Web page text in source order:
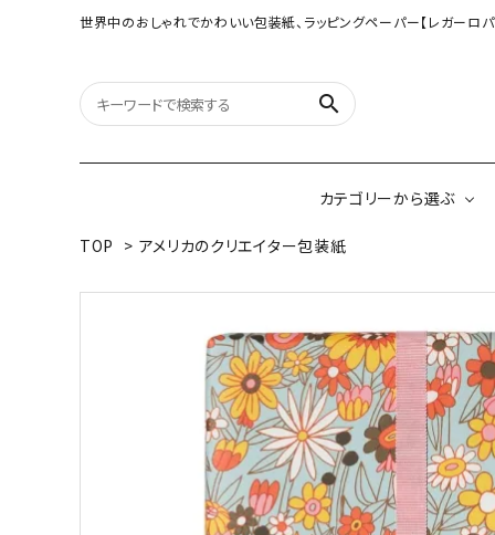
世界中のおしゃれでかわいい包装紙、ラッピングペーパー【レガーロパ
search
カテゴリーから選ぶ
（A3相当サイズ）
ネパールの手漉き包装紙
インドのハンドプリ
ペーパー
ボタニカルダブルサイド包装紙 韓国のデザインペ
TOP > アメリカのクリエイター包装紙